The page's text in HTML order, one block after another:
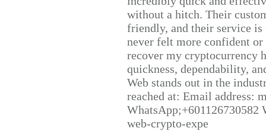
without a hitch. Their
friendly, and their service
never felt more confident
recover my cryptocurrency
quickness, dependability,
Web stands out in the
reached at: Email address:
web-crypto-expe